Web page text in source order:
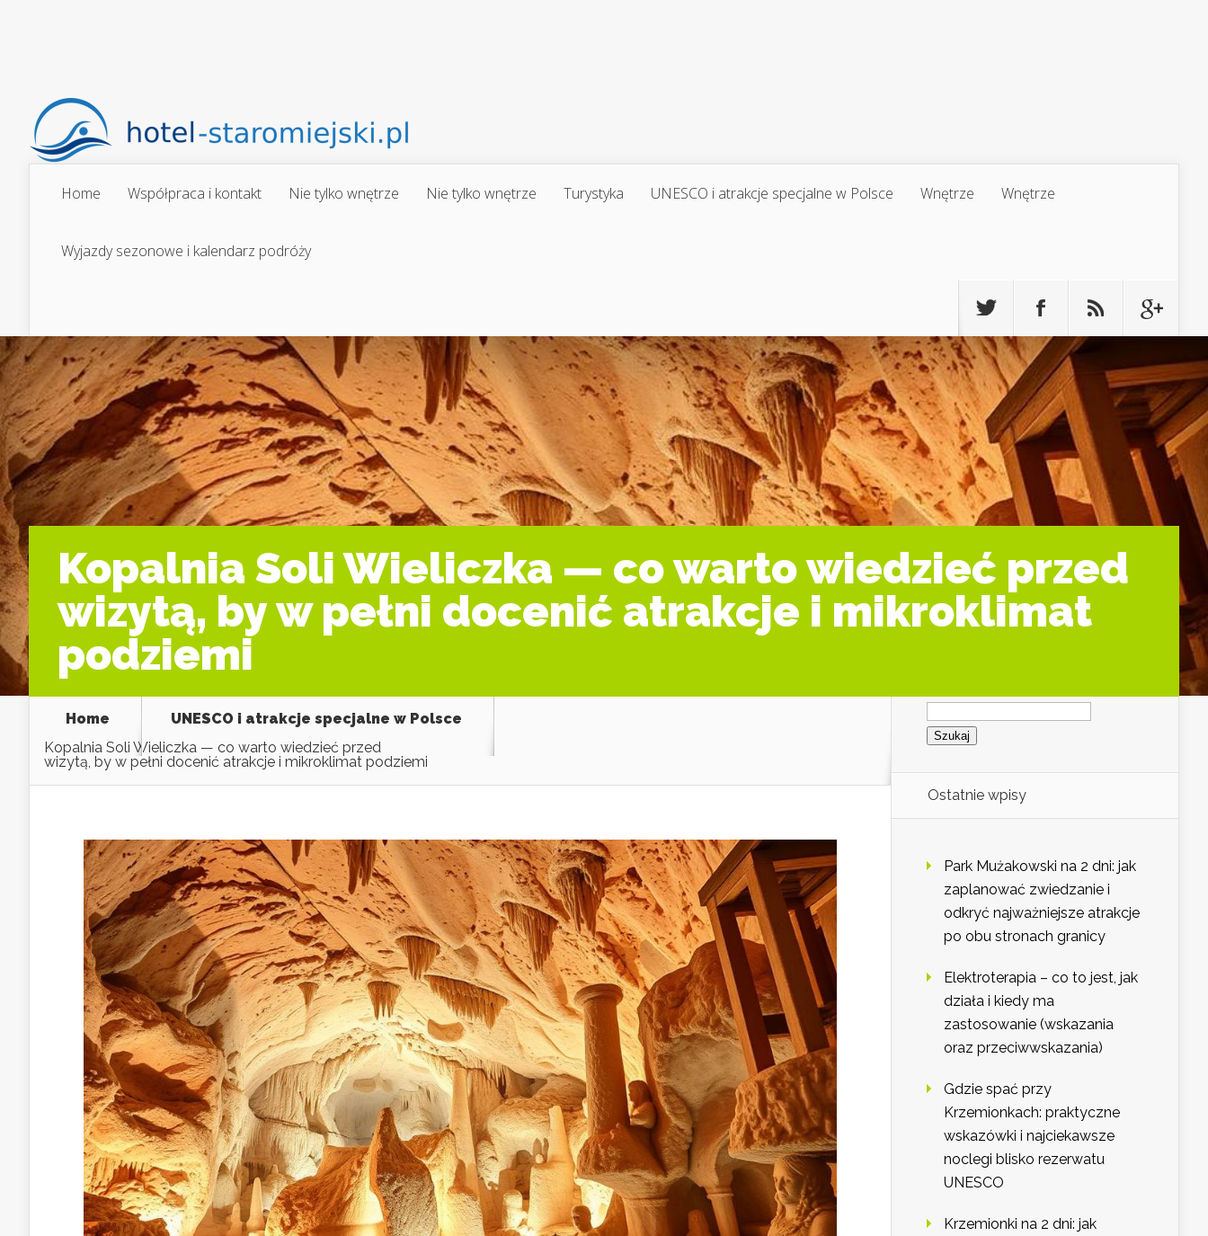
Home Współpraca i kontakt Nie tylko wnętrze Nie tylko wnętrze Turystyka UNESCO i atrakcje specjalne w Polsce Wnętrze Wnętrze
Wyjazdy sezonowe i kalendarz podróży
Kopalnia Soli Wieliczka — co warto wiedzieć przed
wizytą, by w pełni docenić atrakcje i mikroklimat
podziemi
Home
UNESCO i atrakcje specjalne w Polsce
Kopalnia Soli Wieliczka — co warto wiedzieć przed
wizytą, by w pełni docenić atrakcje i mikroklimat podziemi
Szukaj:
Ostatnie wpisy
Park Mużakowski na 2 dni: jak
zaplanować zwiedzanie i
odkryć najważniejsze atrakcje
po obu stronach granicy
Elektroterapia – co to jest, jak
działa i kiedy ma
zastosowanie (wskazania
oraz przeciwwskazania)
Gdzie spać przy
Krzemionkach: praktyczne
wskazówki i najciekawsze
noclegi blisko rezerwatu
UNESCO
Krzemionki na 2 dni: jak